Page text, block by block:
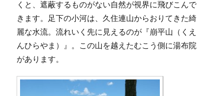
くと、遮蔽するものがない自然が視界に飛びこんで
きます。足下の小河は、久住連山からおりてきた綺
麗な水流。流れいく先に見えるのが『崩平山（くえ
んひらやま）』。この山を越えたむこう側に湯布院
があります。